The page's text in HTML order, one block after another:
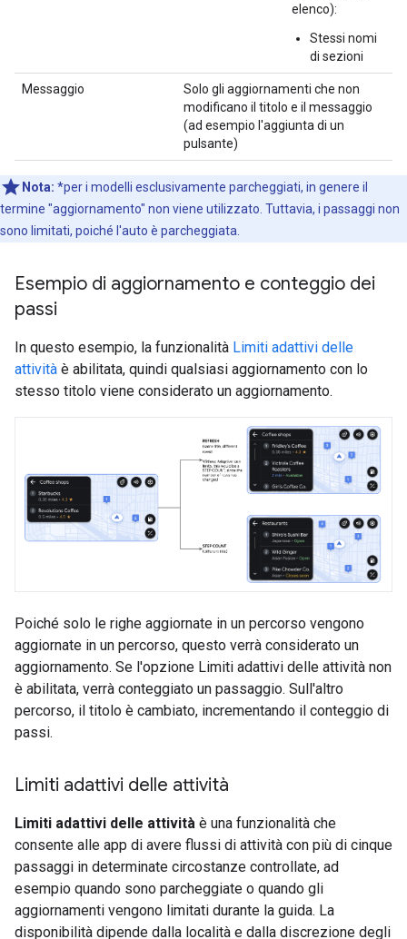
elenco):
Stessi nomi
di sezioni
Messaggio
Solo gli aggiornamenti che non
modificano il titolo e il messaggio
(ad esempio l'aggiunta di un
pulsante)
Nota: *per i modelli esclusivamente parcheggiati, in genere il
termine "aggiornamento" non viene utilizzato. Tuttavia, i passaggi non
sono limitati, poiché l'auto è parcheggiata.
Esempio di aggiornamento e conteggio dei
passi
In questo esempio, la funzionalità Limiti adattivi delle
attività è abilitata, quindi qualsiasi aggiornamento con lo
stesso titolo viene considerato un aggiornamento.
Poiché solo le righe aggiornate in un percorso vengono
aggiornate in un percorso, questo verrà considerato un
aggiornamento. Se l'opzione Limiti adattivi delle attività non
è abilitata, verrà conteggiato un passaggio. Sull'altro
percorso, il titolo è cambiato, incrementando il conteggio di
passi.
Limiti adattivi delle attività
Limiti adattivi delle attività è una funzionalità che
consente alle app di avere flussi di attività con più di cinque
passaggi in determinate circostanze controllate, ad
esempio quando sono parcheggiate o quando gli
aggiornamenti vengono limitati durante la guida. La
disponibilità dipende dalla località e dalla discrezione degli